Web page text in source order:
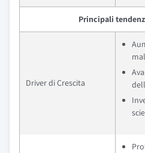
Principali
Driver di Crescita